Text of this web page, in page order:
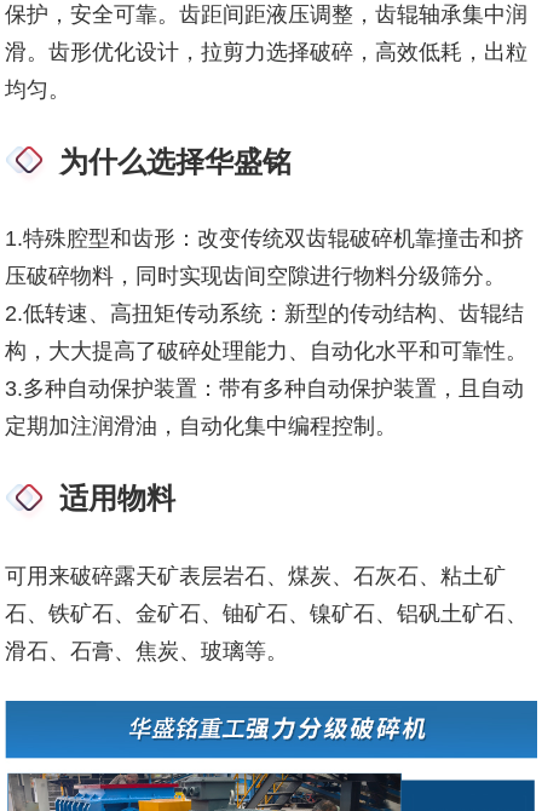
保护，安全可靠。齿距间距液压调整，齿辊轴承集中润
滑。齿形优化设计，拉剪力选择破碎，高效低耗，出粒
均匀。
为什么选择华盛铭
1.特殊腔型和齿形：改变传统双齿辊破碎机靠撞击和挤
压破碎物料，同时实现齿间空隙进行物料分级筛分。
2.低转速、高扭矩传动系统：新型的传动结构、齿辊结
构，大大提高了破碎处理能力、自动化水平和可靠性。
3.多种自动保护装置：带有多种自动保护装置，且自动
定期加注润滑油，自动化集中编程控制。
适用物料
可用来破碎露天矿表层岩石、煤炭、石灰石、粘土矿
石、铁矿石、金矿石、铀矿石、镍矿石、铝矾土矿石、
滑石、石膏、焦炭、玻璃等。